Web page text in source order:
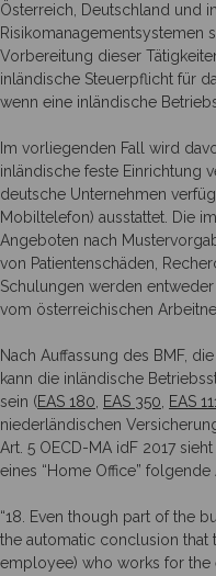
Österreich, Deutschland und
Risikomanagementsystemen
Vorbereitung dieser
inländische Steuerpflicht für
wenn eine inländische
Im vorliegenden Fall wird
inländische feste Einrichtung
deutsche Unternehmen
Mobiltelefon) ausstattet. Die
Angeboten nach
von Patientenschäden,
Schulungen werden
vom österreichischen
Nach Auffassung des BMF,
kann die inländische
sein (EAS 180 EAS 350 EAS
niederländischen
Art. 5 OECD-MA idF 2017
eines “Home Office”
“18. Even though part of the
the automatic conclusion that
employee) who works for the